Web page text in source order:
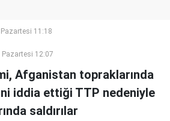
11:18
Pazartesi 12:07
Afganistan topraklarında
iddia ettiği TTP nedeniyle
saldırılar